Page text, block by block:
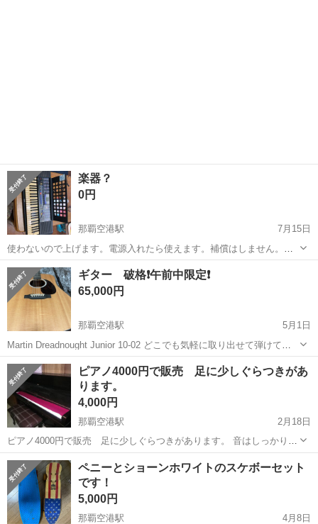
楽器？
0円
那覇空港駅
7月15日
使わないので上げます。電源入れたら使えます。補償はしません。私
は引けません
沖縄 沖縄市 那覇空港駅 電子楽器
ギター 破格❗️午前中限定❗️
65,000円
那覇空港駅
5月1日
Martin Dreadnought Junior 10-02 どこでも気軽に取り出せて弾けて音
も良いため重宝すると思います 2023.4月新品購入 ソフトケース保管
オール単板 サウンドハウスで...
沖縄 那覇市 那覇空港駅 弦楽器、ギター マーチン
ピアノ4000円で販売 足に少しぐらつきがあ
ります。
4,000円
那覇空港駅
2月18日
ピアノ4000円で販売 足に少しぐらつきがあります。 音はしっかり出
ます。配送手配はご自分でお願いします。 店頭販売商品です。
沖縄 宮古島市
ペニーとショーンホワイトのスケボーセット
です！
5,000円
那覇空港駅
4月8日